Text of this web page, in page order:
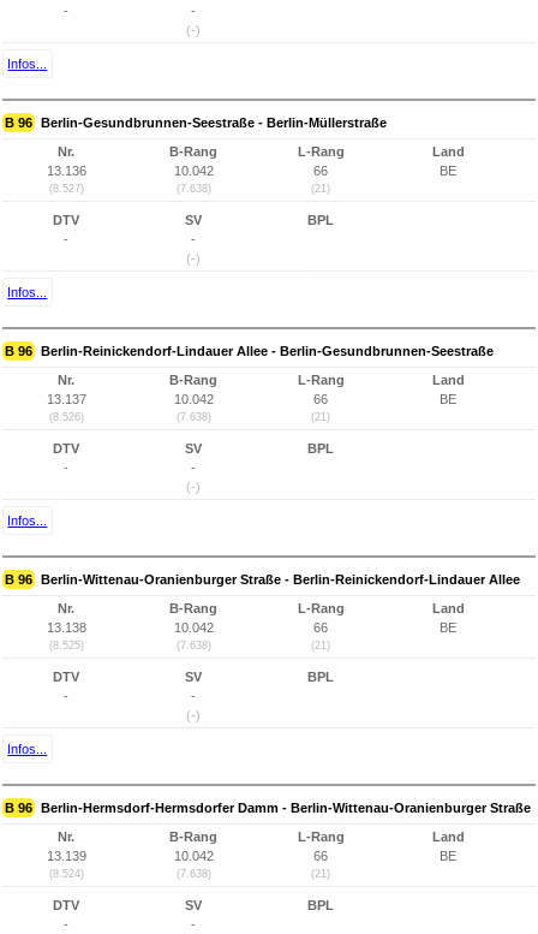
-
-
(-)
Infos...
B 96 Berlin-Gesundbrunnen-Seestraße - Berlin-Müllerstraße
Nr.
13.136
(8.527)
B-Rang
10.042
(7.638)
L-Rang
66
(21)
Land
BE
DTV
-
SV
-
(-)
BPL
Infos...
B 96 Berlin-Reinickendorf-Lindauer Allee - Berlin-Gesundbrunnen-Seestraße
Nr.
13.137
(8.526)
B-Rang
10.042
(7.638)
L-Rang
66
(21)
Land
BE
DTV
-
SV
-
(-)
BPL
Infos...
B 96 Berlin-Wittenau-Oranienburger Straße - Berlin-Reinickendorf-Lindauer Allee
Nr.
13.138
(8.525)
B-Rang
10.042
(7.638)
L-Rang
66
(21)
Land
BE
DTV
-
SV
-
(-)
BPL
Infos...
B 96 Berlin-Hermsdorf-Hermsdorfer Damm - Berlin-Wittenau-Oranienburger Straße
Nr.
13.139
(8.524)
B-Rang
10.042
(7.638)
L-Rang
66
(21)
Land
BE
DTV
-
SV
-
BPL